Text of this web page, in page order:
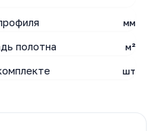
мм
полотна м²
шт